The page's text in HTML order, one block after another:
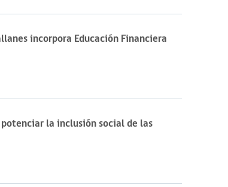
incorpora Educación Financiera
la inclusión social de las